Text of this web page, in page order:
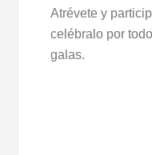
Atrévete y
celébralo por
galas.